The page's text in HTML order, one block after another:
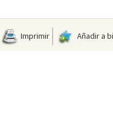
Imprimir Añadir a